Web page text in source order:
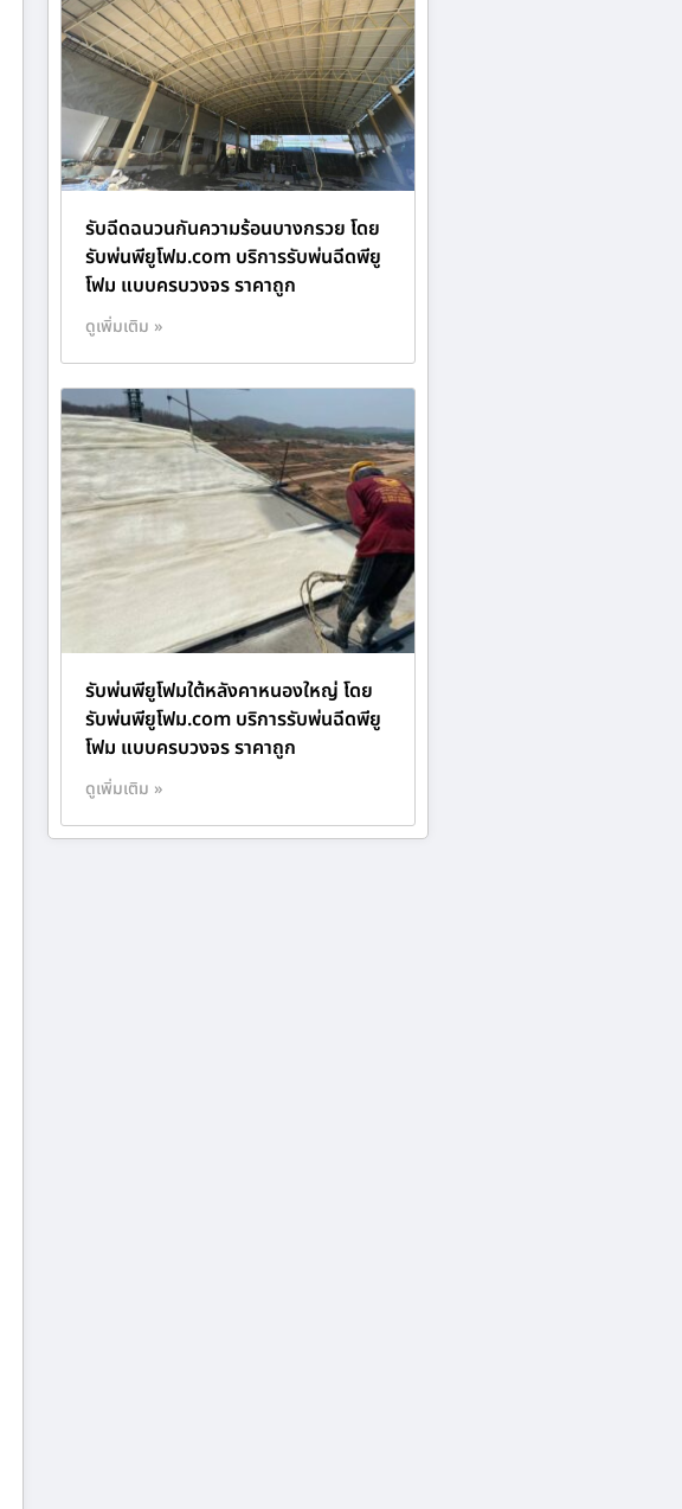
รับฉีดฉนวนกันความร้อนบางกรวย โดย
รับพ่นพียูโฟม.com บริการรับพ่นฉีดพียู
โฟม แบบครบวงจร ราคาถูก
ดูเพิ่มเติม »
รับพ่นพียูโฟมใต้หลังคาหนองใหญ่ โดย
รับพ่นพียูโฟม.com บริการรับพ่นฉีดพียู
โฟม แบบครบวงจร ราคาถูก
ดูเพิ่มเติม »